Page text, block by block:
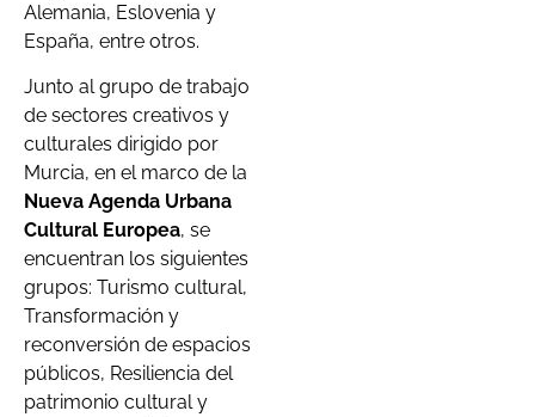
Alemania, Eslovenia y
España, entre otros.
Junto al grupo de trabajo
de sectores creativos y
culturales dirigido por
Murcia, en el marco de la
Nueva Agenda Urbana
Cultural Europea, se
encuentran los siguientes
grupos: Turismo cultural,
Transformación y
reconversión de espacios
públicos, Resiliencia del
patrimonio cultural y